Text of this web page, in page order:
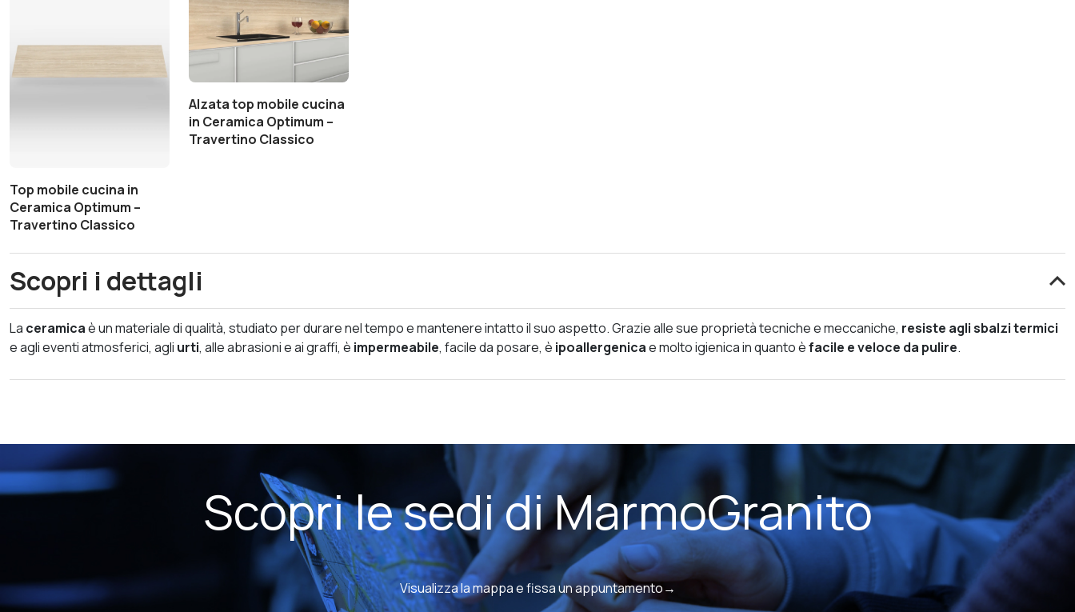
Top mobile cucina in
Ceramica Optimum –
Travertino Classico
Alzata top mobile cucina
in Ceramica Optimum –
Travertino Classico
Scopri i dettagli
La ceramicaè un materiale di qualità, studiato per durare nel tempo e mantenere intatto il suo aspetto. Grazie alle sue proprietà tecniche e meccaniche, resiste agli sbalzi termici
e agli eventi atmosferici, agli urti, alle abrasioni e ai graffi, è impermeabile, facile da posare, è ipoallergenicae molto igienica in quanto èfacile e veloce da pulire.
Scopri le sedi di MarmoGranito
Visualizza la mappa e fissa un appuntamento→